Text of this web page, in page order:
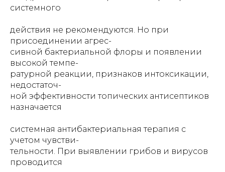
системного
действия не рекомендуются. Но при
присоединении агрес-
сивной бактериальной флоры и появлении
высокой темпе-
ратурной реакции, признаков интоксикации,
недостаточ-
ной эффективности топических антисептиков
назначается
системная антибактериальная терапия с
учетом чувстви-
тельности. При выявлении грибов и вирусов
проводится